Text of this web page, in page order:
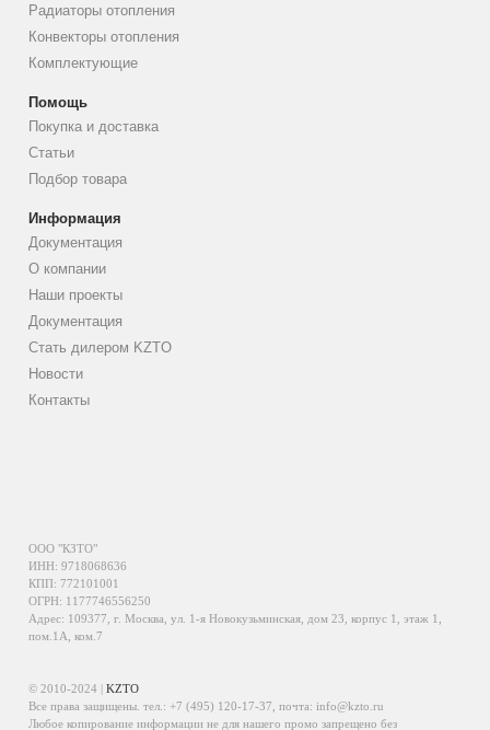
Радиаторы отопления
Конвекторы отопления
Комплектующие
Помощь
Покупка и доставка
Статьи
Подбор товара
Информация
Документация
О компании
Наши проекты
Документация
Стать дилером KZTO
Новости
Контакты
ООО "КЗТО"
ИНН: 9718068636
КПП: 772101001
ОГРН: 1177746556250
Адрес: 109377, г. Москва, ул. 1-я Новокузьминская, дом 23, корпус 1, этаж 1,
пом.1А, ком.7
© 2010-2024 |KZTO
Все права защищены. тел.: +7 (495) 120-17-37 , почта: info@kzto.ru
Любое копирование информации не для нашего промо запрещено без